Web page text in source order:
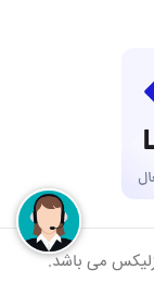
می باشد.